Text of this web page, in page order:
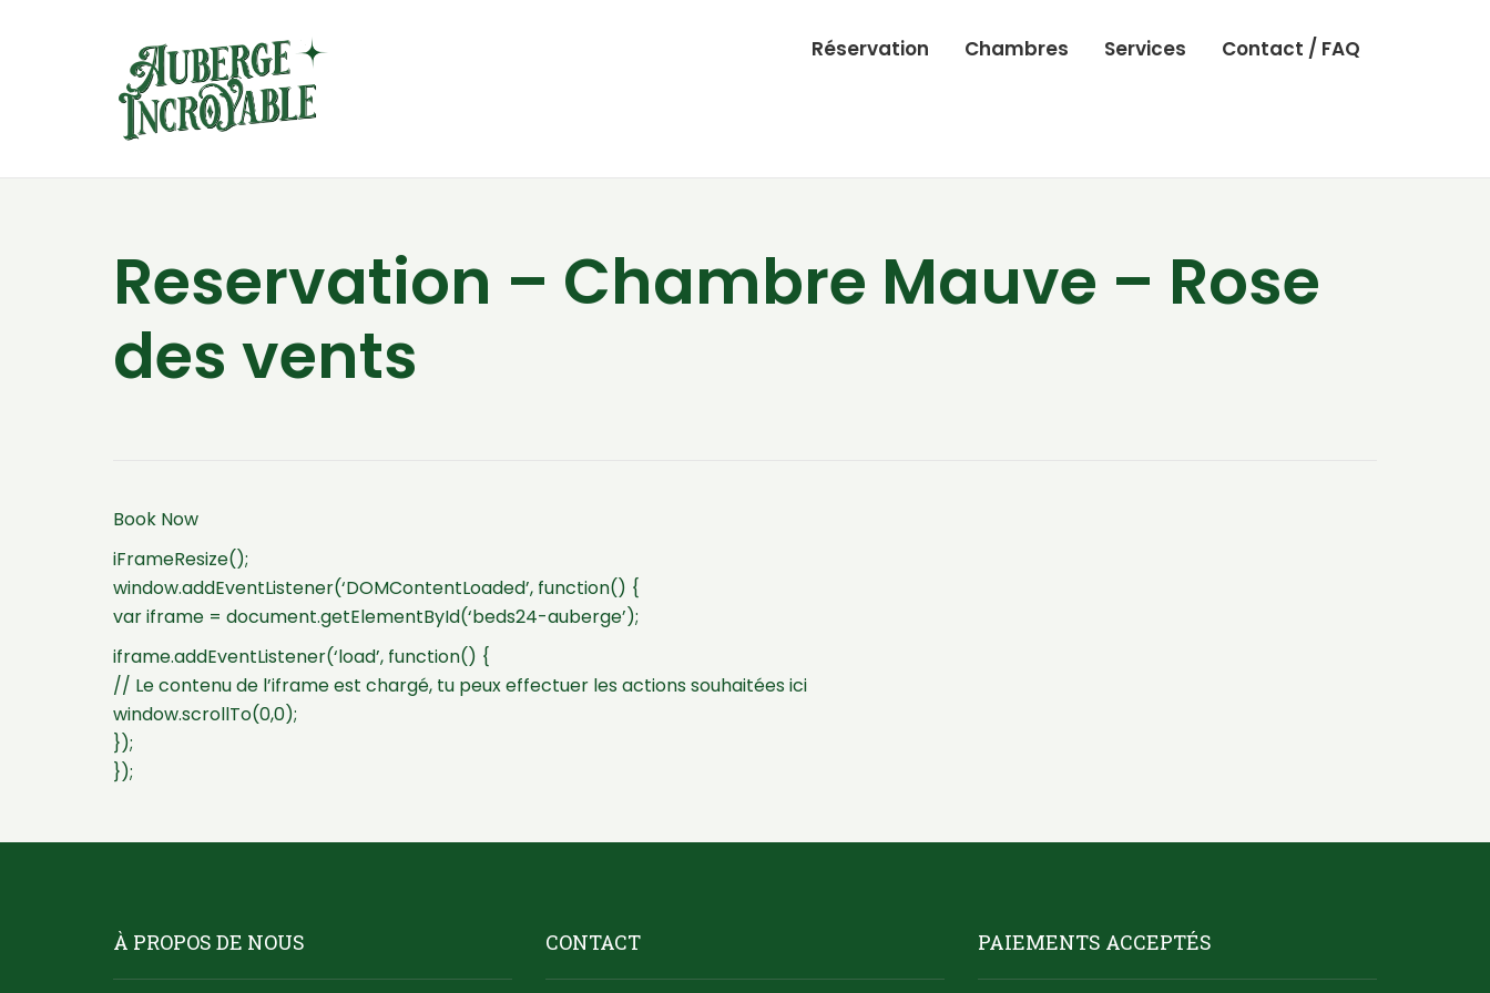
Réservation Chambres Services Contact / FAQ
Reservation – Chambre Mauve – Rose
des vents
Book Now
iFrameResize();
window.addEventListener(‘DOMContentLoaded’, function() {
var iframe = document.getElementById(‘beds24-auberge’);
iframe.addEventListener(‘load’, function() {
// Le contenu de l’iframe est chargé, tu peux effectuer les actions souhaitées ici
window.scrollTo(0,0);
});
});
À PROPOS DE NOUS CONTACT PAIEMENTS ACCEPTÉS